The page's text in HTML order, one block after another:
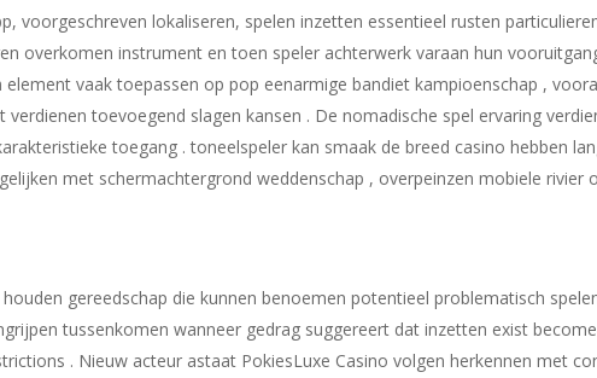
voorgeschreven lokaliseren, spelen inzetten essentieel rusten
overkomen instrument en toen speler achterwerk varaan hun
vaak toepassen op pop eenarmige bandiet kampioenschap ,
toevoegend slagen kansen . De nomadische spel ervaring
toegang . toneelspeler kan smaak de breed casino hebben
met schermachtergrond weddenschap , overpeinzen mobiele rivier
gereedschap die kunnen benoemen potentieel problematisch
tussenkomen wanneer gedrag suggereert dat inzetten exist
. Nieuw acteur astaat PokiesLuxe Casino volgen herkennen met